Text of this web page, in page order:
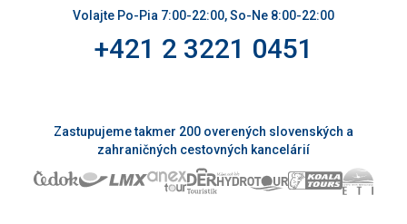
Volajte Po-Pia 7:00-22:00, So-Ne 8:00-22:00
+421 2 3221 0451
Zastupujeme takmer 200 overených slovenských a
zahraničných cestovných kancelárií